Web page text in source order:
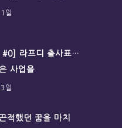
일
#0] 라프디 출사표…
사업을
일
적했던 꿈을 마치